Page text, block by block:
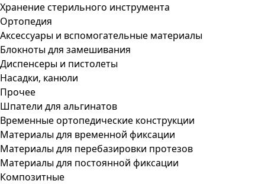
Хранение стерильного инструмента
Ортопедия
Аксессуары и вспомогательные материалы
Блокноты для замешивания
Диспенсеры и пистолеты
Насадки, канюли
Прочее
Шпатели для альгинатов
Временные ортопедические конструкции
Материалы для временной фиксации
Материалы для перебазировки протезов
Материалы для постоянной фиксации
Композитные